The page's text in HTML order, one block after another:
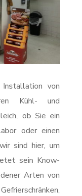
von
Kühl- und
ob Sie ein
oder einen
sind hier, um
sein Know-
Arten von